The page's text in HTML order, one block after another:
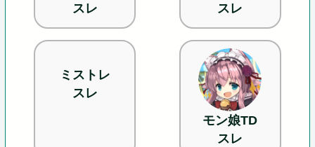
スレ
スレ
ミストレ
スレ
モン娘TD
スレ